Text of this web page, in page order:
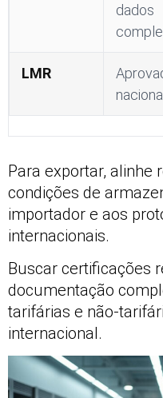
dados
LMR
Para exportar, alinhe
condições de
importador e aos
internacionais.
Buscar certificações
documentação
tarifárias e não-
internacional.